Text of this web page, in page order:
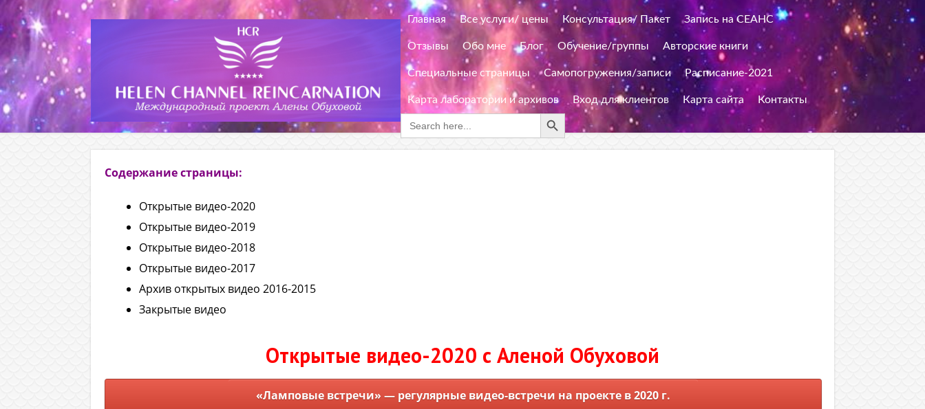
Главная Все услуги/ цены Консультация/ Пакет Запись на СЕАНС
Отзывы Обо мне Блог Обучение/группы Авторские книги
Специальные страницы Самопогружения/записи Расписание-2021
Карта лаборатории и архивов Вход для клиентов Карта сайта
Контакты
for:
Search Button
Содержание страницы:
Открытые видео-2020
Открытые видео-2019
Открытые видео-2018
Открытые видео-2017
Архив открытых видео 2016-2015
Закрытые видео
Открытые видео-2020 с Аленой Обуховой
«Ламповые встречи» — регулярные видео-встречи на проекте в 2020 г.